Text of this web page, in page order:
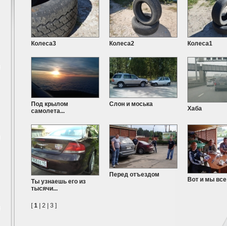
Колеса3 Колеса2 Колеса1
Под крылом
самолета...
Слон и моська
Хаба
Ты узнаешь его из
тысячи...
Перед отъездом
Вот и мы все
[1 2 3 ]